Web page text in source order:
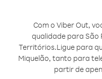
Com o Viber Out,
qualidade para São
Territórios.Ligue para
Miquelão, tanto para
partir de